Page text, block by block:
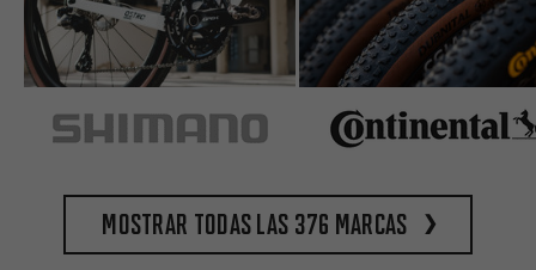
Mostrar todas las 376 marcas